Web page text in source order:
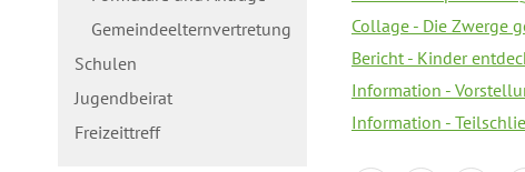
Gemeindeelternvertretung
Schulen
Jugendbeirat
Freizeittreff
Collage - Die Zwerge
Bericht - Kinder
Information -
Information -